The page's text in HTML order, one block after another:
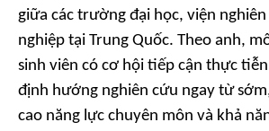
giữa các trường đại học, viện
nghiệp tại Trung Quốc. Theo anh,
sinh viên có cơ hội tiếp cận thực
định hướng nghiên cứu ngay từ
cao năng lực chuyên môn và khả